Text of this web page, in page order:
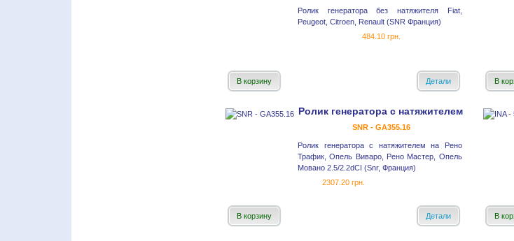
Ролик генератора без натяжителя Fiat,
Peugeot, Citroen, Renault (SNR Франция)
484.10 грн.
В корзину Детали В
Ролик генератора с натяжителем
SNR - GA355.16
Ролик генератора с натяжителем на Рено
Трафик, Опель Виваро, Рено Мастер, Опель
Мовано 2.5/2.2dCI (Snr, Франция)
2307.20 грн.
В корзину Детали В